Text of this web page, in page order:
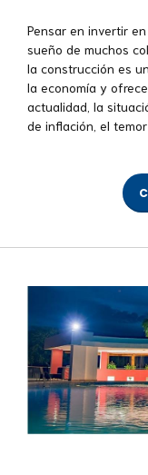
Pensar en invertir
sueño de muchos
la construcción es
la economía y
actualidad, la
de inflación, el temor